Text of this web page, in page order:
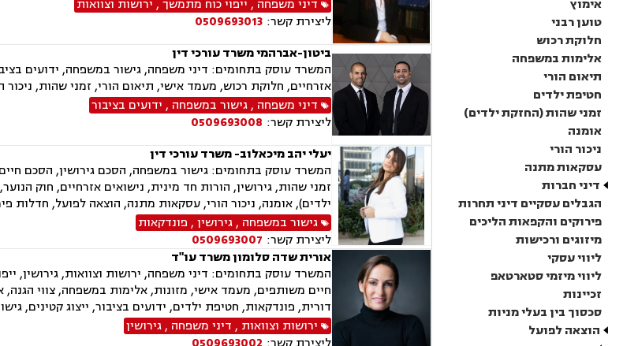
אימוץ
טוען רבני
חלוקת רכוש
אלימות במשפחה
תיאום הורי
חטיפת ילדים
זמני שהות (החזקת ילדים)
אומנה
ניכור הורי
עסקאות מתנה
דיני חברות
הגבלים עסקיים דיני תחרות
פירוקים והקפאות הליכים
מיזוגים ורכישות
ליווי עסקי
ליווי מיזמי סטארטאפ
זכיינות
סכסוך בין בעלי מניות
הוצאה לפועל
דיני משפחה , ייפוי כוח מתמשך, ירושות וצוואות
ליצירת קשר: 0509693013
ביטון-אברהמי משרד עורכי דין
המשרד עוסק בתחומים: דיני משפחה, גישור במשפחה, ידועים
אזרחיים, חלוקת רכוש, מעמד אישי, תיאום הורי, זמני שהות,
דיני משפחה ,גישור במשפחה , ידועים בציבור
ליצירת קשר: 0509693008
יעלי יהב מיכאלוב- משרד עורכי דין
המשרד עוסק בתחומים: גישור במשפחה, הסכם גירושין, הסכם
זמני שהות, גירושין, הורות חד מינית, נישואים אזרחיים, חוק
ילדים), אומנה, ניכור הורי, עסקאות מתנה, הוצאה לפועל, חדלות
גישור במשפחה ,גירושין, פונדקאות
ליצירת קשר: 0509693007
אורית שדה סלומון משרד עו"ד
המשרד עוסק בתחומים: דיני משפחה, ירושות וצוואות, גירושין,
חיים משותפים, מעמד אישי, מזונות, אלימות במשפחה, צווי הגנה,
דורית, פונדקאות, חטיפת ילדים, ידועים בציבור, ייצוג קטינים,
ירושות וצוואות , דיני משפחה ,גירושין